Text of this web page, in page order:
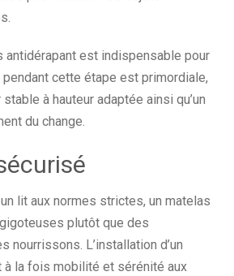
antidérapant est indispensable pour
cette étape est primordiale,
à hauteur adaptée ainsi qu’un
du change.
lit aux normes strictes, un matelas
plutôt que des
L’installation d’un
la fois mobilité et sérénité aux